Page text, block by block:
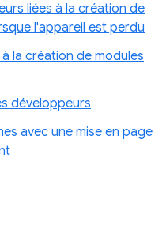
liées à la création de
l'appareil est perdu
la création de modules
développeurs
avec une mise en page